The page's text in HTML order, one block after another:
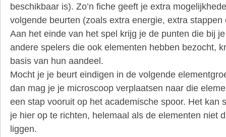
beschikbaar is). Zo’n fiche geeft je extra
volgende beurten (zoals extra energie, extra
Aan het einde van het spel krijg je de punten die bij
andere spelers die ook elementen hebben bezocht,
basis van hun aandeel.
Mocht je je beurt eindigen in de volgende
dan mag je je microscoop verplaatsen naar die
een stap vooruit op het academische spoor. Het kan
je hier op te richten, helemaal als de elementen niet
liggen.